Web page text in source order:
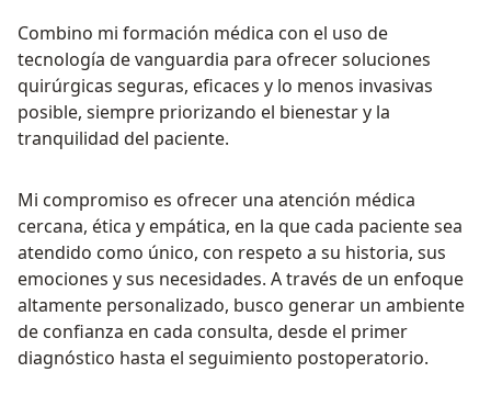
Combino mi formación médica con el uso de
tecnología de vanguardia para ofrecer soluciones
quirúrgicas seguras, eficaces y lo menos invasivas
posible, siempre priorizando el bienestar y la
tranquilidad del paciente.
Mi compromiso es ofrecer una atención médica
cercana, ética y empática, en la que cada paciente sea
atendido como único, con respeto a su historia, sus
emociones y sus necesidades. A través de un enfoque
altamente personalizado, busco generar un ambiente
de confianza en cada consulta, desde el primer
diagnóstico hasta el seguimiento postoperatorio.